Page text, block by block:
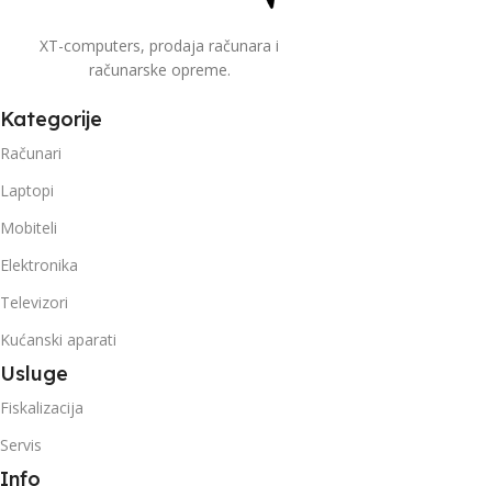
XT-computers, prodaja računara i
računarske opreme.
Kategorije
Računari
Laptopi
Mobiteli
Elektronika
Televizori
Kućanski aparati
Usluge
Fiskalizacija
Servis
Info